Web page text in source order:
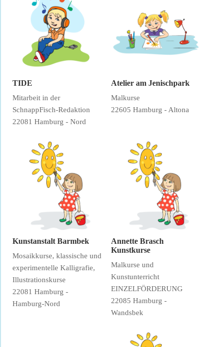
TIDE
Mitarbeit in der
SchnappFisch-Redaktion
22081 Hamburg - Nord
Atelier am Jenischpark
Malkurse
22605 Hamburg - Altona
Kunstanstalt Barmbek
Mosaikkurse, klassische und
experimentelle Kalligrafie,
Illustrationskurse
22081 Hamburg -
Hamburg-Nord
Annette Brasch
Kunstkurse
Malkurse und
Kunstunterricht
EINZELFÖRDERUNG
22085 Hamburg -
Wandsbek